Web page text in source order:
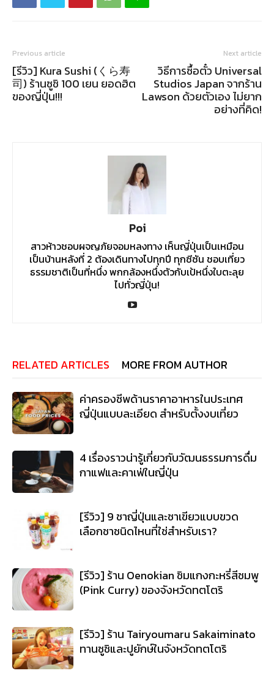
Previous article
[รีวิว] Kura Sushi (くら寿
司) ร้านซูชิ 100 เยน ยอดฮิต
ของญี่ปุ่น!!!
Next article
วิธีการซื้อตั๋ว Universal
Studios Japan จากร้าน
Lawson ด้วยตัวเอง ไม่ยาก
อย่างที่คิด!
Poi
สาวห้าวชอบผจญภัยจอมหลงทาง เห็นญี่ปุ่นเป็นเหมือน
เป็นบ้านหลังที่ 2 ต้องเดินทางไปทุกปี ทุกซีซัน ชอบเที่ยว
ธรรมชาติเป็นที่หนึ่ง พกกล้องหนึ่งตัวกับเป้หนึ่งใบตะลุย
ไปทั่วญี่ปุ่น!
RELATED ARTICLES MORE FROM AUTHOR
ค่าครองชีพด้านราคาอาหารในประเทศ
ญี่ปุ่นแบบละเอียด สำหรับตั้งงบเที่ยว
4 เรื่องราวน่ารู้เกี่ยวกับวัฒนธรรมการดื่ม
กาแฟและคาเฟ่ในญี่ปุ่น
[รีวิว] 9 ชาญี่ปุ่นและชาเขียวแบบขวด
เลือกชาชนิดไหนที่ใช่สำหรับเรา?
[รีวิว] ร้าน Oenokian ชิมแกงกะหรี่สีชมพู
(Pink Curry) ของจังหวัดทตโตริ
[รีวิว] ร้าน Tairyoumaru Sakaiminato
ทานซูชิและปูยักษ์ในจังหวัดทตโตริ